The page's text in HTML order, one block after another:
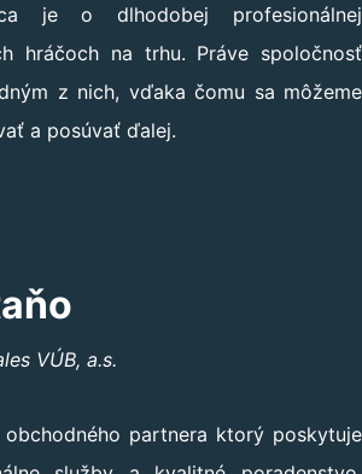
je o dlhodobej profesionálnej
hráčoch na trhu. Práve spoločnosť
z nich, vďaka čomu sa môžeme
a posúvať ďalej.
VÚB, a.s.
obchodného partnera ktorý poskytuje